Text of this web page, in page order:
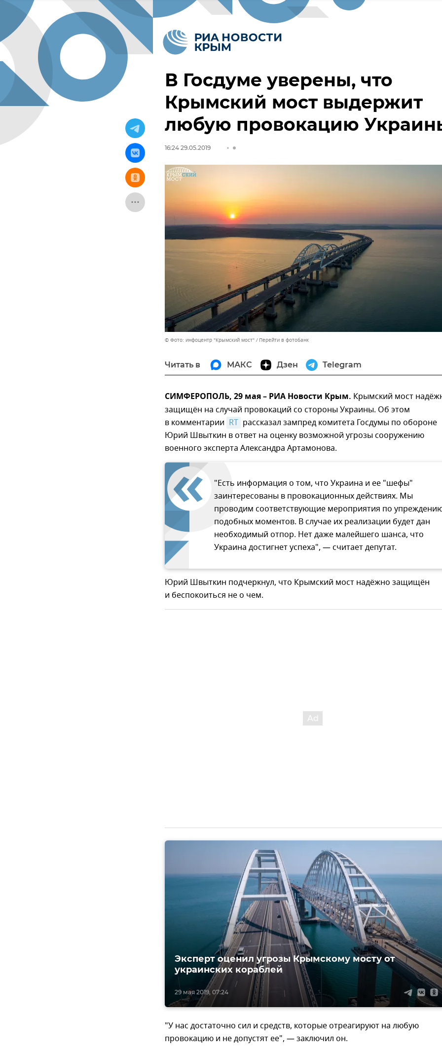
В Госдуме уверены, что
Крымский мост выдержит
любую провокацию
16:24 29.05.2019
© Фото: инфоцентр "Крымский мост" Перейти в фотобанк
Читать в МАКС Дзен Telegram
СИМФЕРОПОЛЬ, 29 мая – РИА Новости Крым. Крымский мост
защищён на случай провокаций со стороны Украины. Об этом
в комментарии RT рассказал зампред комитета Госдумы по обороне
Юрий Швыткин в ответ на оценку возможной угрозы сооружению
военного эксперта Александра Артамонова.
"Есть информация о том, что Украина и ее "шефы"
заинтересованы в провокационных действиях. Мы
проводим соответствующие мероприятия по
подобных моментов. В случае их реализации будет дан
необходимый отпор. Нет даже малейшего шанса, что
Украина достигнет успеха", — считает депутат.
Юрий Швыткин подчеркнул, что Крымский мост надёжно защищён
и беспокоиться не о чем.
29 мая 2019, 07:24
Эксперт оценил угрозы Крымскому мосту от
украинских кораблей
"У нас достаточно сил и средств, которые отреагируют на любую
провокацию и не допустят ее", — заключил он.